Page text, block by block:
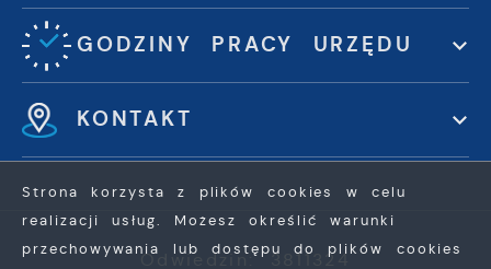
GODZINY PRACY URZĘDU
KONTAKT
Odwiedzin: 3811324
Strona korzysta z plików cookies w celu
realizacji usług. Możesz określić warunki
przechowywania lub dostępu do plików cookies